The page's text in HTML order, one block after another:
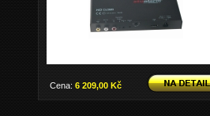
Cena: 6 209,00 Kč